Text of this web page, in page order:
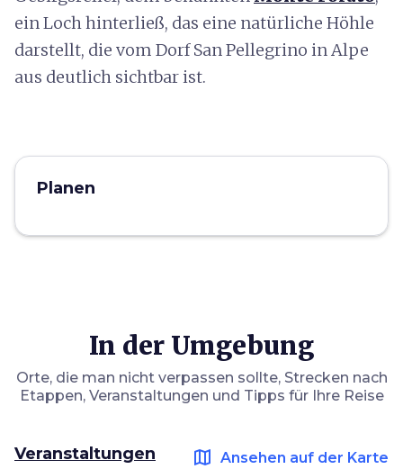
ein Loch hinterließ, das eine natürliche Höhle
darstellt, die vom Dorf San Pellegrino in Alpe
aus deutlich sichtbar ist.
Planen
In der Umgebung
Orte, die man nicht verpassen sollte, Strecken nach
Etappen, Veranstaltungen und Tipps für Ihre Reise
Veranstaltungen map Ansehen auf der Karte